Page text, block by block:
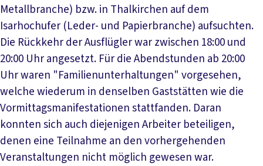
Metallbranche) bzw. in Thalkirchen auf dem
Isarhochufer (Leder- und Papierbranche) aufsuchten.
Die Rückkehr der Ausflügler war zwischen 18:00 und
20:00 Uhr angesetzt. Für die Abendstunden ab 20:00
Uhr waren "Familienunterhaltungen" vorgesehen,
welche wiederum in denselben Gaststätten wie die
Vormittagsmanifestationen stattfanden. Daran
konnten sich auch diejenigen Arbeiter beteiligen,
denen eine Teilnahme an den vorhergehenden
Veranstaltungen nicht möglich gewesen war.